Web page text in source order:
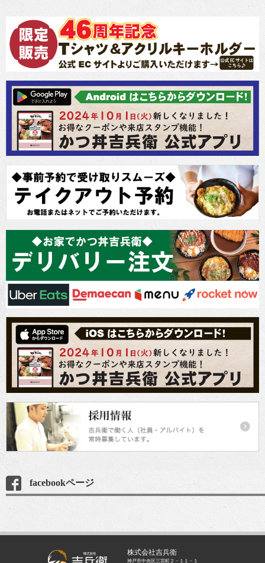
facebookページ
株式会社吉兵衛
神戸市中央区三宮町２－１１－１